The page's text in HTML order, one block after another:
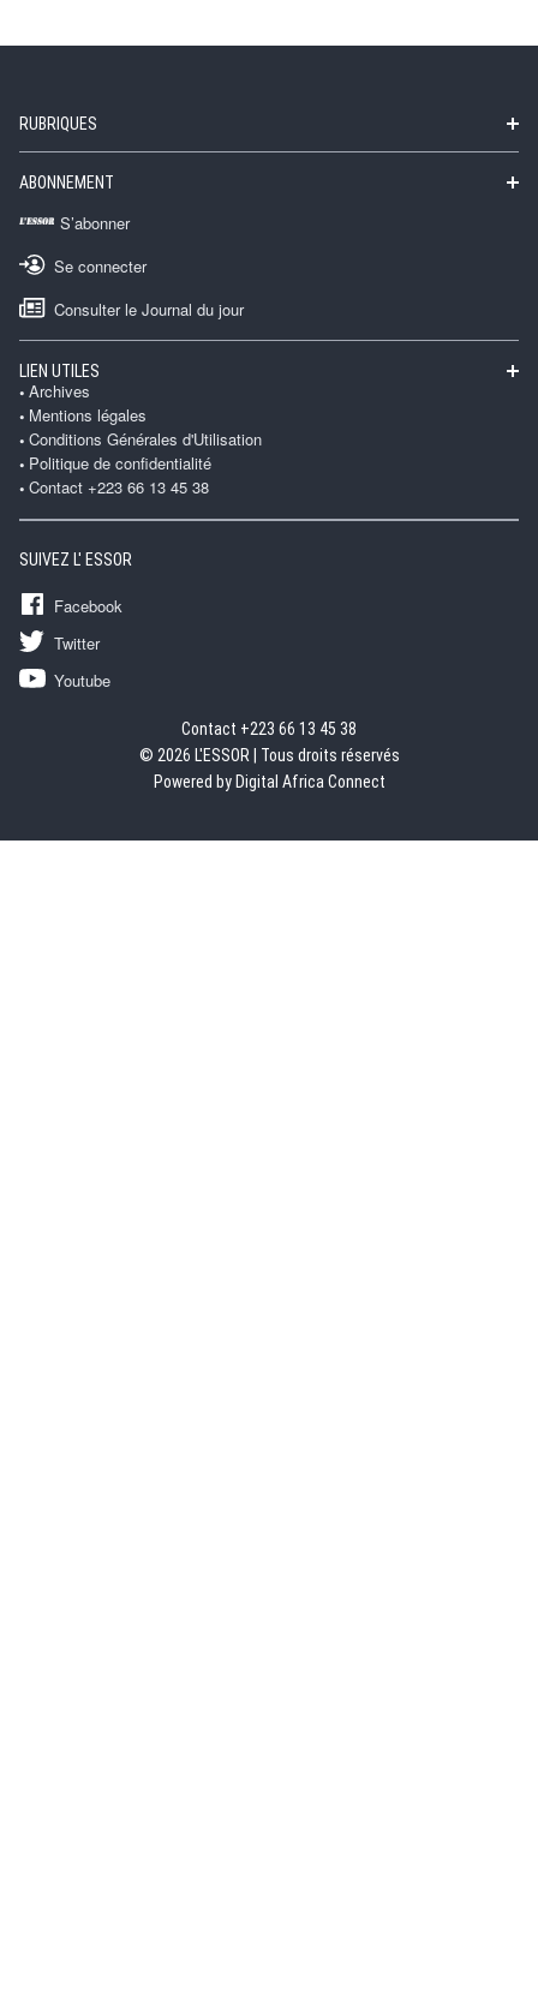
RUBRIQUES
ABONNEMENT
S’abonner
Se connecter
Consulter le Journal du jour
LIEN UTILES
Archives
Mentions légales
Conditions Générales d'Utilisation
Politique de confidentialité
Contact +223 66 13 45 38
SUIVEZ L' ESSOR
Facebook
Twitter
Youtube
Contact +223 66 13 45 38
© 2026 L'ESSOR | Tous droits réservés
Powered by Digital Africa Connect